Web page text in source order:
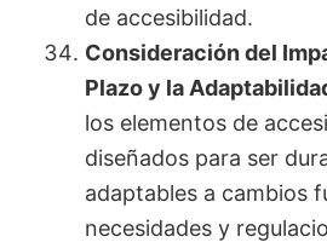
de accesibilidad.
Consideración del
Plazo y la
los elementos de
diseñados para ser
adaptables a cambios
necesidades y